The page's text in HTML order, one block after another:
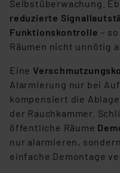
Selbstüberwachung.
reduzierte
Funktionskontrolle –
Räumen nicht unnötig
Eine
Alarmierung nur bei
kompensiert die
der Rauchkammer.
öffentliche Räume
nur alarmieren,
einfache Demontage